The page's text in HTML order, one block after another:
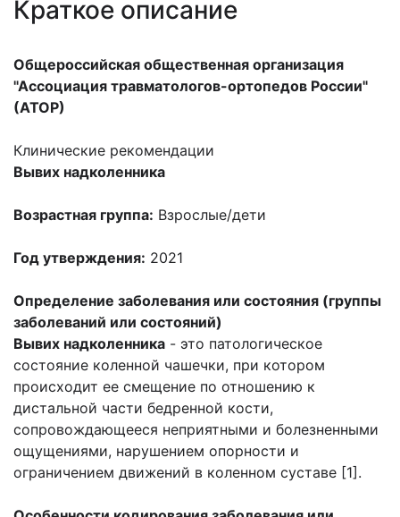
Краткое описание
Общероссийская общественная организация
"Ассоциация травматологов-ортопедов России"
(АТОР)
Клинические рекомендации
Вывих надколенника
Возрастная группа: Взрослые/дети
Год утверждения: 2021
Определение заболевания или состояния (группы
заболеваний или состояний)
Вывих надколенника - это патологическое
состояние коленной чашечки, при котором
происходит ее смещение по отношению к
дистальной части бедренной кости,
сопровождающееся неприятными и болезненными
ощущениями, нарушением опорности и
ограничением движений в коленном суставе [1].